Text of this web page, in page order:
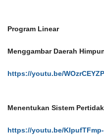
Program Linear
Menggambar Daerah
https://youtu.be/
Menentukan Sistem
https://youtu.be/